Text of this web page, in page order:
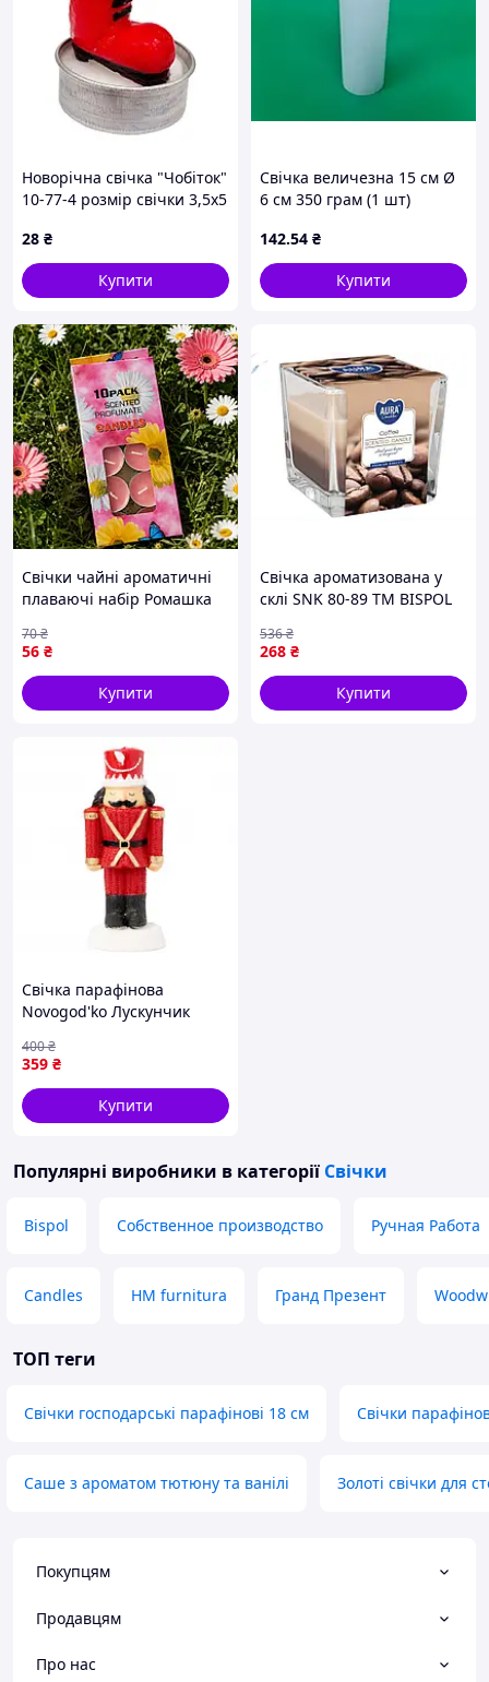
Новорічна свічка "Чобіток"
10-77-4 розмір свічки 3,5х5
28 ₴
Купити
Свічка величезна 15 см Ø
6 см 350 грам (1 шт)
142.54 ₴
Купити
Свічки чайні ароматичні
плаваючі набір Ромашка
романтичної вечері декор
56 ₴
70₴
Купити
Свічка ароматизована у
склі SNK 80-89 ТМ BISPOL
аромату в домі
268 ₴
536₴
Купити
Свічка парафінова
Novogod'ko Лускунчик
359 ₴
400₴
Купити
Популярні виробники в категорії Свічки
Bispol Собственное производство Ручная Работа
Candles HM furnitura Гранд Презент
ТОП теги
Свічки господарські парафінові 18 см Свічки
Саше з ароматом тютюну та ванілі Золоті свічки для
Покупцям
Продавцям
Про нас